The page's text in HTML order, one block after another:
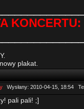
plakat.
Wysłany: 2010-04-15, 18:54
pali pali! ;]